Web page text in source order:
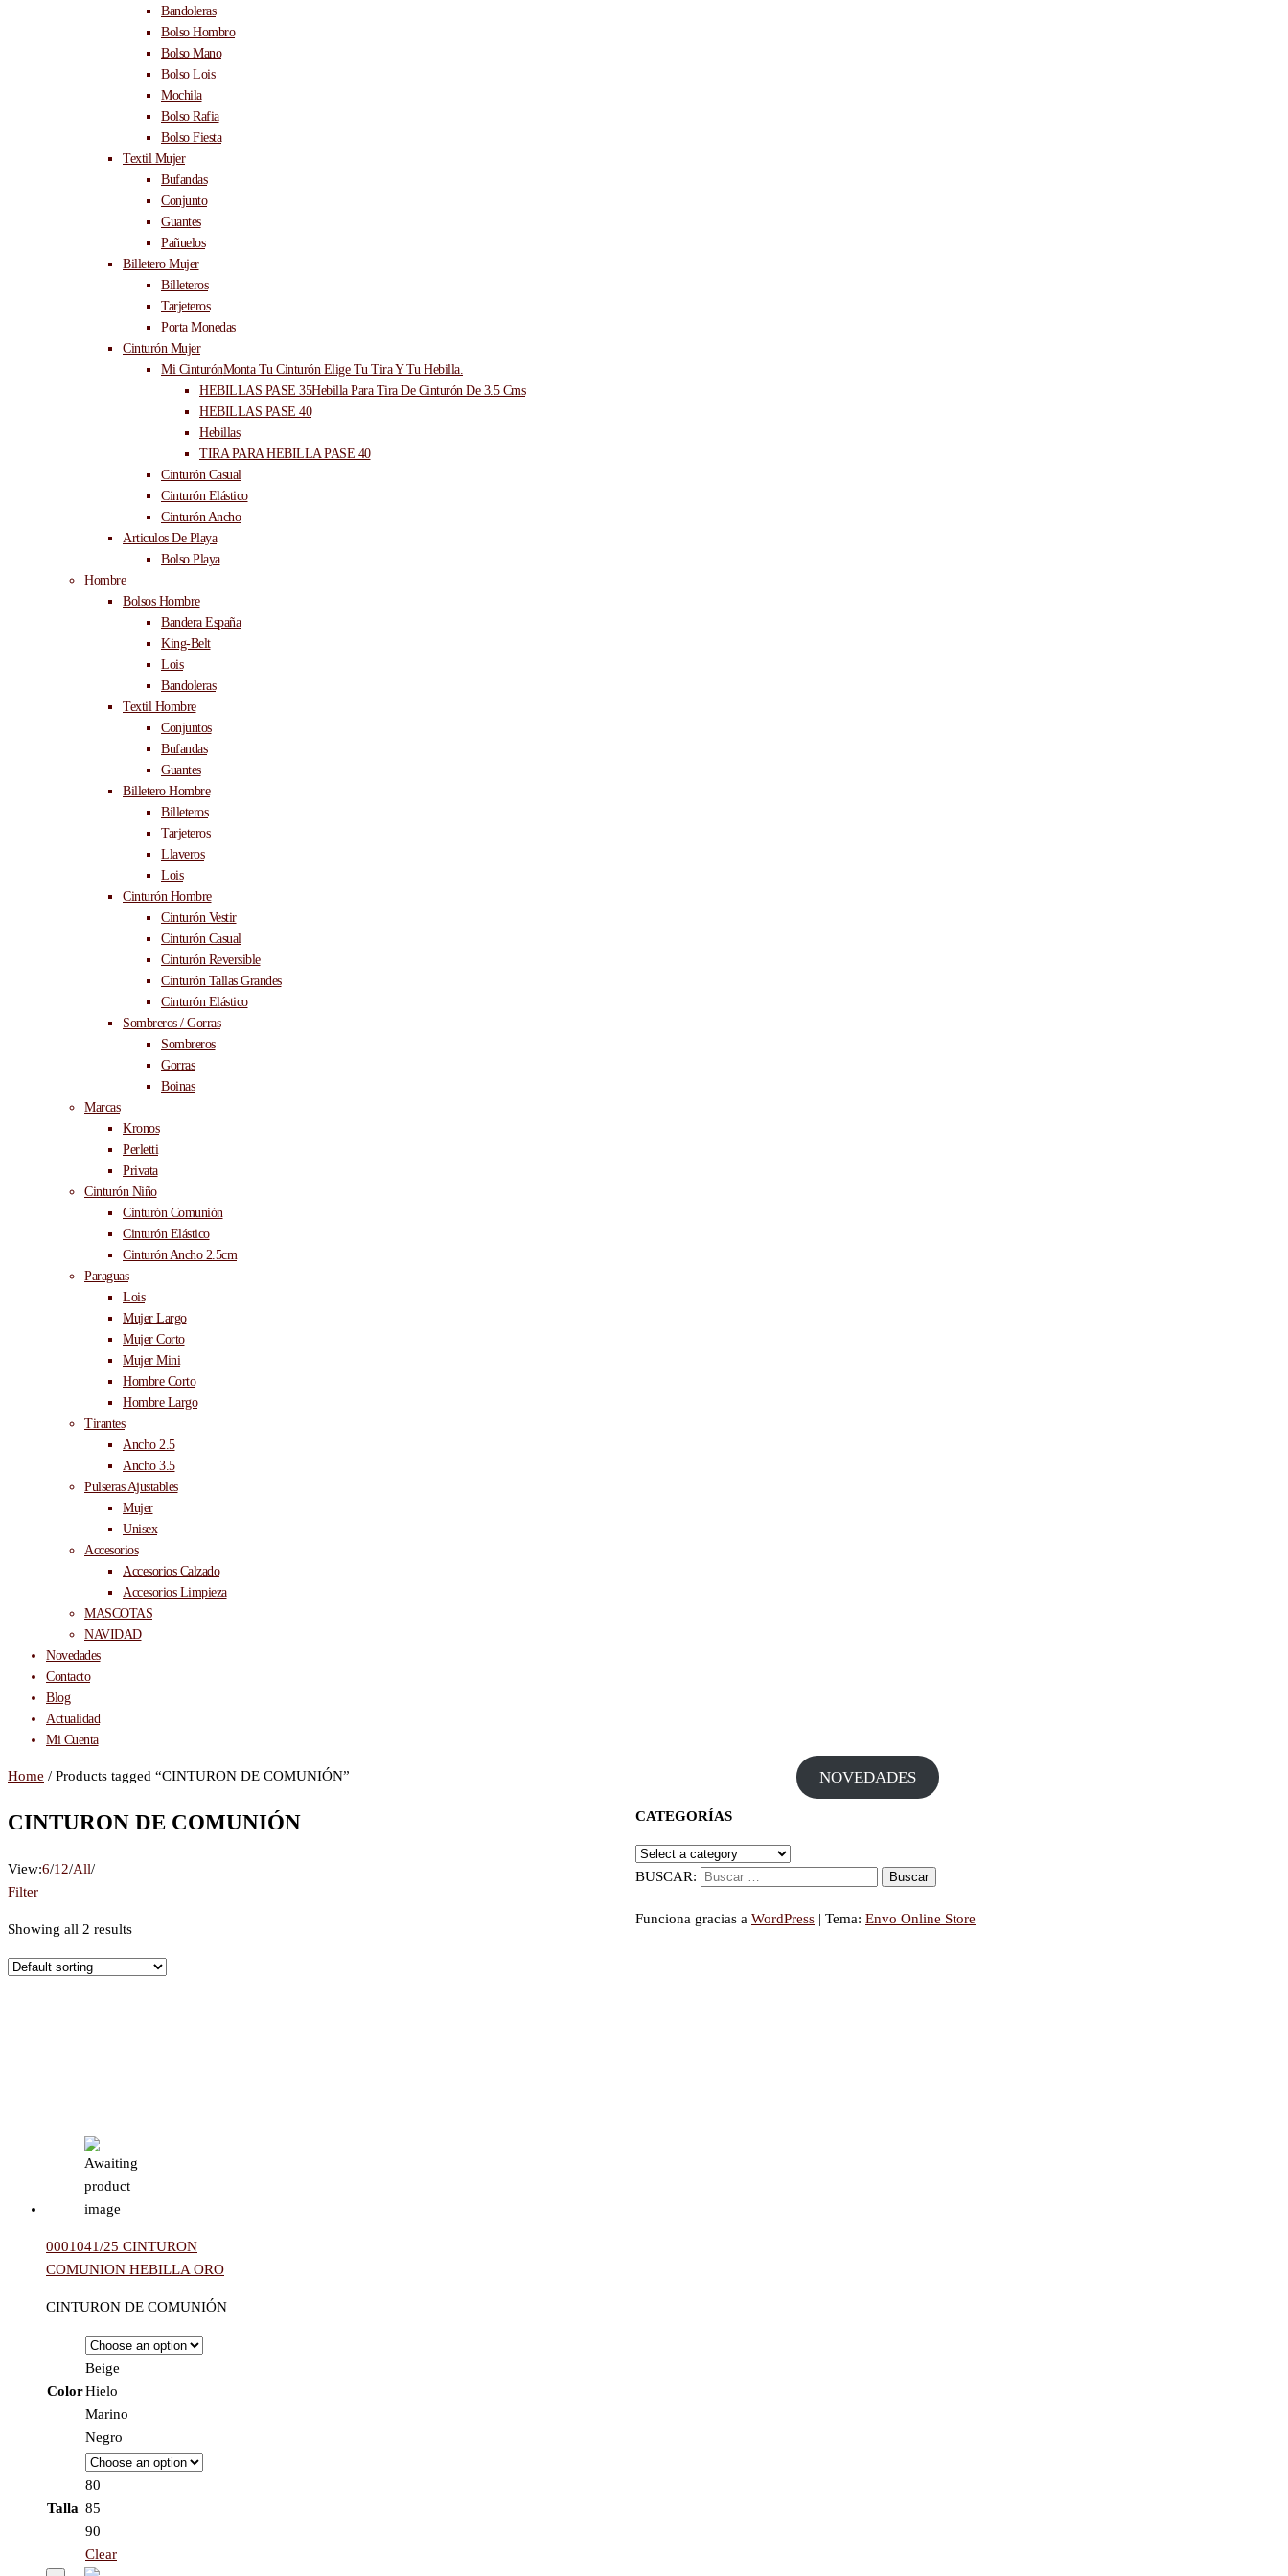
Bandoleras
Bolso Hombro
Bolso Mano
Bolso Lois
Mochila
Bolso Rafia
Bolso Fiesta
Textil Mujer
Bufandas
Conjunto
Guantes
Pañuelos
Billetero Mujer
Billeteros
Tarjeteros
Porta Monedas
Cinturón Mujer
Mi CinturónMonta Tu Cinturón Elige Tu Tira Y Tu Hebilla.
HEBILLAS PASE 35Hebilla Para Tira De Cinturón De 3.5 Cms
HEBILLAS PASE 40
Hebillas
TIRA PARA HEBILLA PASE 40
Cinturón Casual
Cinturón Elástico
Cinturón Ancho
Articulos De Playa
Bolso Playa
Hombre
Bolsos Hombre
Bandera España
King-Belt
Lois
Bandoleras
Textil Hombre
Conjuntos
Bufandas
Guantes
Billetero Hombre
Billeteros
Tarjeteros
Llaveros
Lois
Cinturón Hombre
Cinturón Vestir
Cinturón Casual
Cinturón Reversible
Cinturón Tallas Grandes
Cinturón Elástico
Sombreros / Gorras
Sombreros
Gorras
Boinas
Marcas
Kronos
Perletti
Privata
Cinturón Niño
Cinturón Comunión
Cinturón Elástico
Cinturón Ancho 2.5cm
Paraguas
Lois
Mujer Largo
Mujer Corto
Mujer Mini
Hombre Corto
Hombre Largo
Tirantes
Ancho 2.5
Ancho 3.5
Pulseras Ajustables
Mujer
Unisex
Accesorios
Accesorios Calzado
Accesorios Limpieza
MASCOTAS
NAVIDAD
Novedades
Contacto
Blog
Actualidad
Mi Cuenta
Home / Products tagged “CINTURON DE COMUNIÓN”
CINTURON DE COMUNIÓN
View:6/12/All/
Filter
Showing all 2 results
0001041/25 CINTURON
COMUNION HEBILLA ORO
CINTURON DE COMUNIÓN
Color
Beige
Hielo
Marino
Negro
Talla
80
85
90
Clear
NOVEDADES
CATEGORÍAS
BUSCAR:
Funciona gracias a WordPress | Tema: Envo Online Store